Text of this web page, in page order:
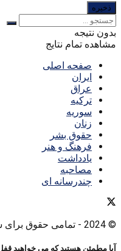
بدون نتیجه
مشاهده تمام نتایج
صفحه اصلی
ایران
عراق
ترکیه
سوریه
زنان
حقوق بشر
فرهنگ و هنر
یادداشت
مصاحبه
چندرسانه ای
© 2024 - تمامی حقوق برای
آیا مطمئن هستید که می خواهید